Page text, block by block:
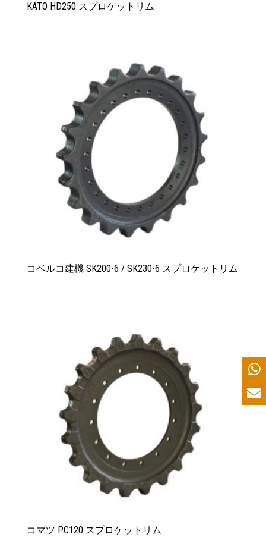
KATO HD250 スプロケットリム
コベルコ建機 SK200-6 / SK230-6 スプロケットリム
コマツ PC120 スプロケットリム